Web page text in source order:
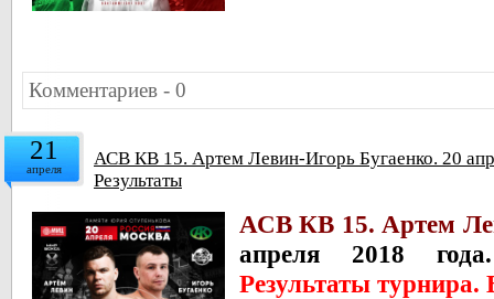
Комментариев - 0
21
апреля
АСВ КВ 15. Артем Левин-Игорь Бугаенко. 20
Результаты
АСВ КВ 15. Артем
апреля 2018
Результаты турнира.